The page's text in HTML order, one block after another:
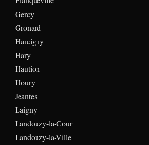
Gercy
Gronard
Harcigny
Hary
Haution
Houry
Jeantes
Laigny
Landouzy-la-Cour
Landouzy-la-Ville